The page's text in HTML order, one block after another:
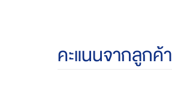
คะแนนจากลูกค้า